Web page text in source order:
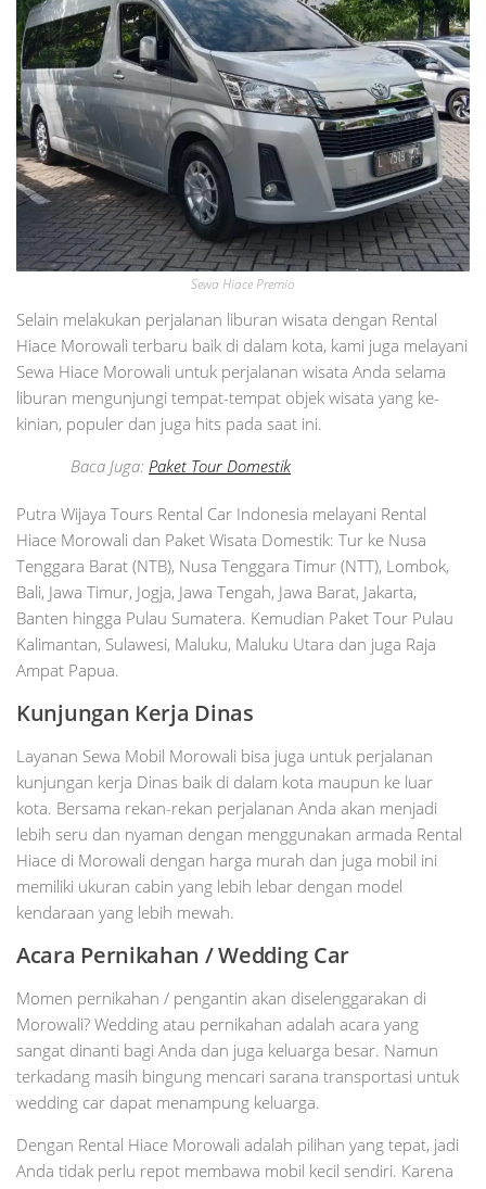
Sewa Hiace Premio
Selain melakukan perjalanan liburan wisata dengan Rental
Hiace Morowali terbaru baik di dalam kota, kami juga melayani
Sewa Hiace Morowali untuk perjalanan wisata Anda selama
liburan mengunjungi tempat-tempat objek wisata yang ke-
kinian, populer dan juga hits pada saat ini.
Baca Juga: Paket Tour Domestik
Putra Wijaya Tours Rental Car Indonesia melayani Rental
Hiace Morowali dan Paket Wisata Domestik: Tur ke Nusa
Tenggara Barat (NTB), Nusa Tenggara Timur (NTT), Lombok,
Bali, Jawa Timur, Jogja, Jawa Tengah, Jawa Barat, Jakarta,
Banten hingga Pulau Sumatera. Kemudian Paket Tour Pulau
Kalimantan, Sulawesi, Maluku, Maluku Utara dan juga Raja
Ampat Papua.
Kunjungan Kerja Dinas
Layanan Sewa Mobil Morowali bisa juga untuk perjalanan
kunjungan kerja Dinas baik di dalam kota maupun ke luar
kota. Bersama rekan-rekan perjalanan Anda akan menjadi
lebih seru dan nyaman dengan menggunakan armada Rental
Hiace di Morowali dengan harga murah dan juga mobil ini
memiliki ukuran cabin yang lebih lebar dengan model
kendaraan yang lebih mewah.
Acara Pernikahan / Wedding Car
Momen pernikahan / pengantin akan diselenggarakan di
Morowali? Wedding atau pernikahan adalah acara yang
sangat dinanti bagi Anda dan juga keluarga besar. Namun
terkadang masih bingung mencari sarana transportasi untuk
wedding car dapat menampung keluarga.
Dengan Rental Hiace Morowali adalah pilihan yang tepat, jadi
Anda tidak perlu repot membawa mobil kecil sendiri. Karena